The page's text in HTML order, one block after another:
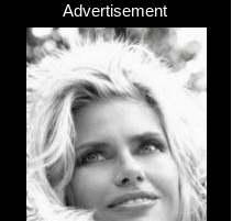
Advertisement